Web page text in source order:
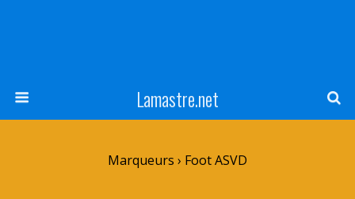
Lamastre.net
Marqueurs › Foot ASVD